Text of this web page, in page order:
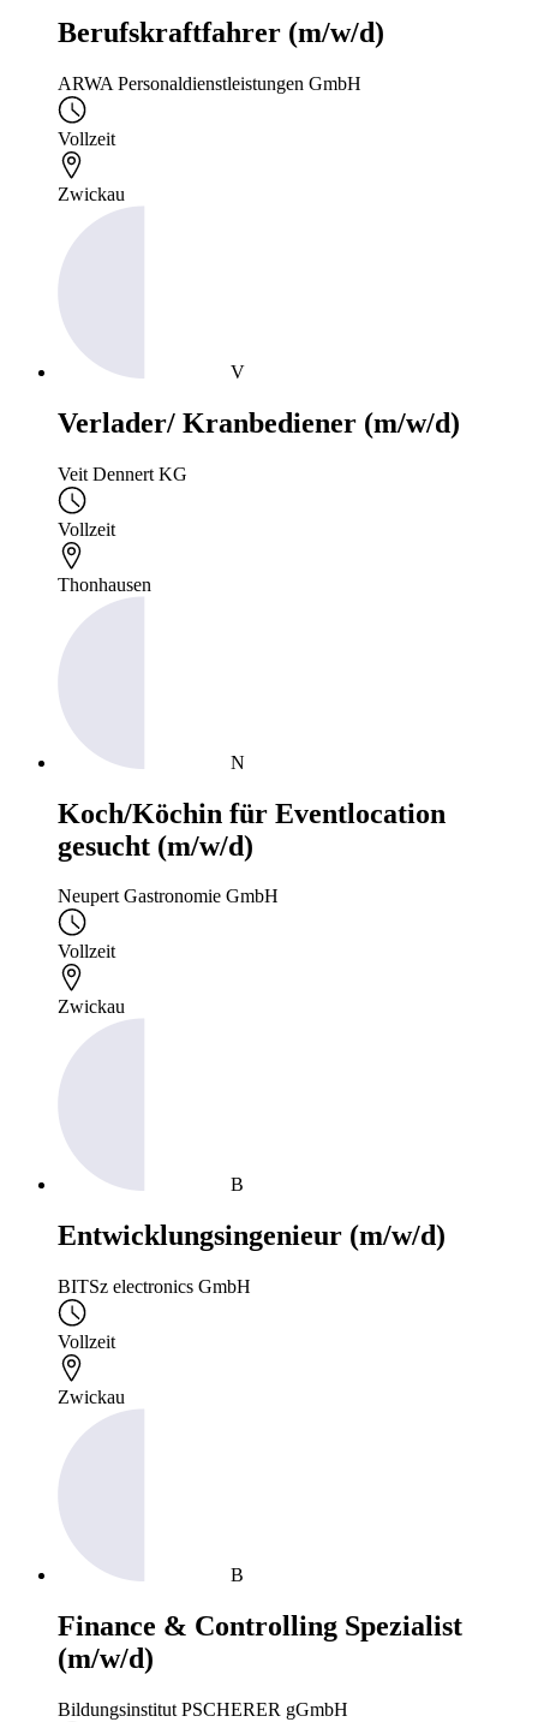
Berufskraftfahrer (m/w/d)
ARWA Personaldienstleistungen GmbH
Vollzeit
Zwickau
V
Verlader/ Kranbediener (m/w/d)
Veit Dennert KG
Vollzeit
Thonhausen
N
Koch/Köchin für Eventlocation
gesucht (m/w/d)
Neupert Gastronomie GmbH
Vollzeit
Zwickau
B
Entwicklungsingenieur (m/w/d)
BITSz electronics GmbH
Vollzeit
Zwickau
B
Finance & Controlling Spezialist
(m/w/d)
Bildungsinstitut PSCHERER gGmbH